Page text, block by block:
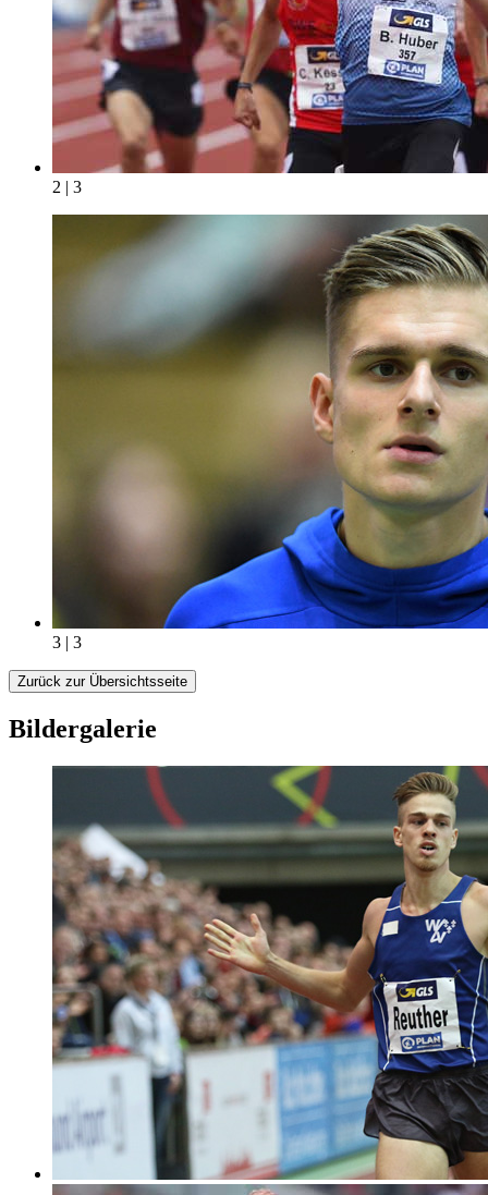
2 | 3
3 | 3
Zurück zur Übersichtsseite
Bildergalerie